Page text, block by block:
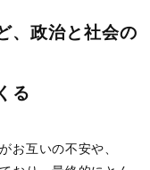
、政治と社会の
る
お互いの不安や、